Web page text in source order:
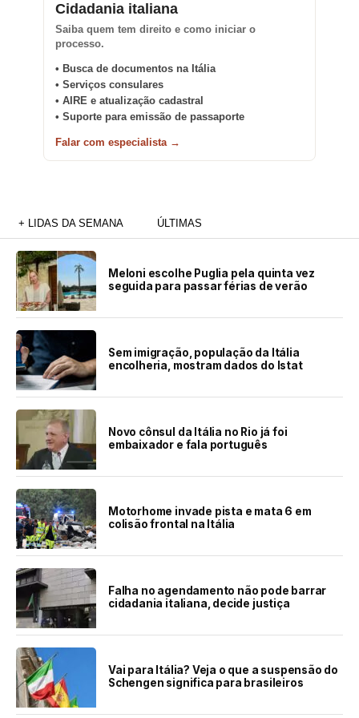
Cidadania italiana
Saiba quem tem direito e como iniciar o
processo.
• Busca de documentos na Itália
• Serviços consulares
• AIRE e atualização cadastral
• Suporte para emissão de passaporte
Falar com especialista →
+ LIDAS DA SEMANA ÚLTIMAS
Meloni escolhe Puglia pela quinta vez
seguida para passar férias de verão
Sem imigração, população da Itália
encolheria, mostram dados do Istat
Novo cônsul da Itália no Rio já foi
embaixador e fala português
Motorhome invade pista e mata 6 em
colisão frontal na Itália
Falha no agendamento não pode barrar
cidadania italiana, decide justiça
Vai para Itália? Veja o que a suspensão do
Schengen significa para brasileiros